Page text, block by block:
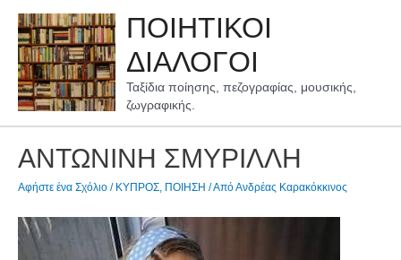
περιεχόμενο
ΠΟΙΗΤΙΚΟΙ
ΔΙΑΛΟΓΟΙ
Ταξίδια ποίησης, πεζογραφίας, μουσικής,
ζωγραφικής.
ΑΝΤΩΝΙΝΗ ΣΜΥΡΙΛΛΗ
Αφήστε ένα Σχόλιο / ΚΥΠΡΟΣ, ΠΟΙΗΣΗ / ΑπόΑνδρέας Καρακόκκινος